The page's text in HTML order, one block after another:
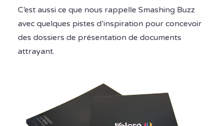
C’est aussi ce que nous rappelle Smashing Buzz
avec quelques pistes d’inspiration pour concevoir
des dossiers de présentation de documents
attrayant.